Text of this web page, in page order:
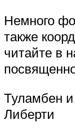
Немного
также
читайте в
Туламбен
Либерти